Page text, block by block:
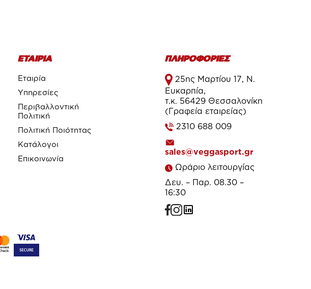
ΕΤΑΙΡΙΑ
Εταιρία
Υπηρεσίες
Περιβαλλοντική
Πολιτική
Πολιτική Ποιότητας
Κατάλογοι
Επικοινωνία
ΠΛΗΡΟΦΟΡΙΕΣ
25ης Μαρτίου 17, Ν.
Ευκαρπία,
τ.κ. 56429 Θεσσαλονίκη
(Γραφεία εταιρείας)
2310 688 009
sales@veggasport.gr
Ωράριο λειτουργίας
Δευ. – Παρ. 08.30 –
16:30